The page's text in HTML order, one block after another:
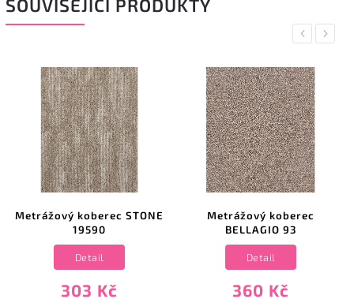
SOUVISEJÍCÍ PRODUKTY
Previous
Metrážový koberec STONE
19590
303 Kč
Detail
Metrážový koberec
BELLAGIO 93
360 Kč
Detail
Next